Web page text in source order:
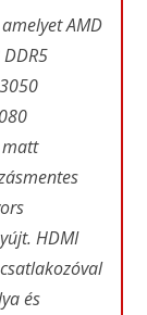
AMD
matt
HDMI
és